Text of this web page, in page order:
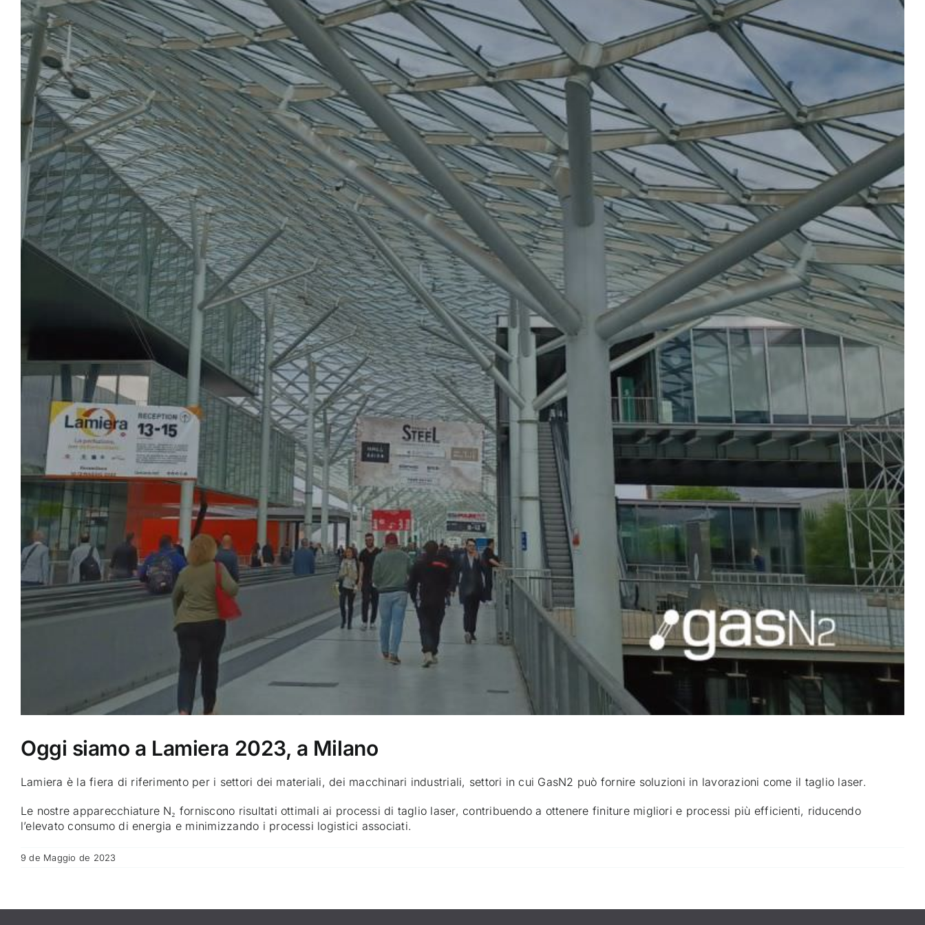
Oggi siamo a Lamiera 2023, a Milano
Lamiera è la fiera di riferimento per i settori dei materiali, dei macchinari industriali, settori in cui GasN2 può fornire soluzioni in lavorazioni come il taglio laser.
Le nostre apparecchiature N₂ forniscono risultati ottimali ai processi di taglio laser, contribuendo a ottenere finiture migliori e processi più efficienti, riducendo
l’elevato consumo di energia e minimizzando i processi logistici associati.
9 de Maggio de 2023